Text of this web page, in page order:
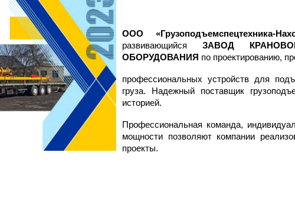
ООО «Грузоподъемспецтехника-
развивающийся ЗАВОД
ОБОРУДОВАНИЯ по проектированию,
профессиональных устройств для
груза. Надежный поставщик
историей.
Профессиональная команда,
мощности позволяют компании
проекты.